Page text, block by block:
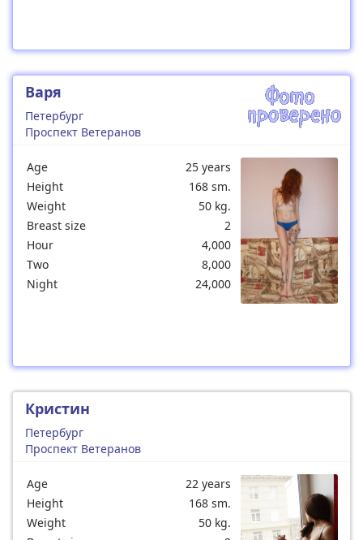
Варя
Петербург
Проспект Ветеранов
Age
25 years
Height
168 sm.
Weight
50 kg.
Breast size
2
Hour
4,000
Two
8,000
Night
24,000
Кристин
Петербург
Проспект Ветеранов
Age
22 years
Height
168 sm.
Weight
50 kg.